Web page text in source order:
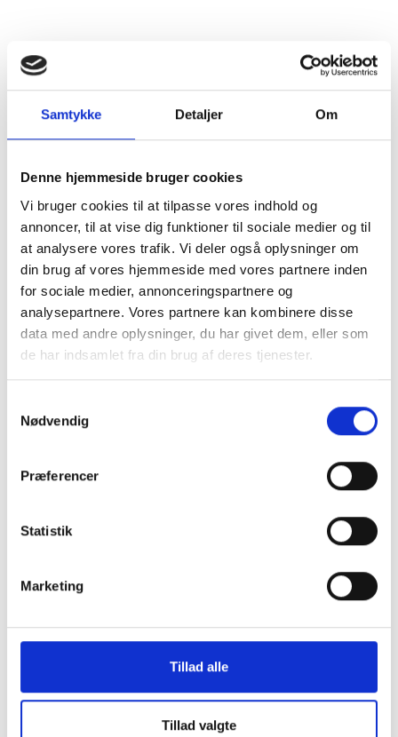
Samtykke Detaljer Om
Denne hjemmeside bruger cookies
Vi bruger cookies til at tilpasse vores indhold og
annoncer, til at vise dig funktioner til sociale medier og til
at analysere vores trafik. Vi deler også oplysninger om
din brug af vores hjemmeside med vores partnere inden
for sociale medier, annonceringspartnere og
analysepartnere. Vores partnere kan kombinere disse
data med andre oplysninger, du har givet dem, eller som
de har indsamlet fra din brug af deres tjenester.
Nødvendig
Præferencer
Statistik
Marketing
Tillad alle
Tillad valgte
9. Preise
9.1
Sofern nicht schriftlich anders vereinbart, basieren die
Preise auf den jeweils gültigen Preisliste, ohne
Mehrwertsteuer, Kosten, Abgaben usw.
9.2
MwSt. berechnet.
10. Zahlungsbedingungen
10.1
Sofern nicht schriftlich anders vereinbart, ist die Zahlung
spätestens 14 Tage nach Lieferung auf das Konto des
Bei verspäteter Zahlung berechnet der VERKÄUFER Zinsen
auf den offenen Betrag in Höhe von 1,0 Prozent pro Monat
überfälligen Betrag berechnet, der frühere Zinsen,
10.3
VERKÄUFER das Recht, entweder alle künftigen Lieferungen
bis zur Zahlung des offenen Betrags durch den Käufer
weitere Lieferungen im Rahmen dessen erfolgen sollen.
vom Preis der Waren aufgrund von Ansprüchen
vornehmen, die nicht vom VERKÄUFER genehmigt wurden.